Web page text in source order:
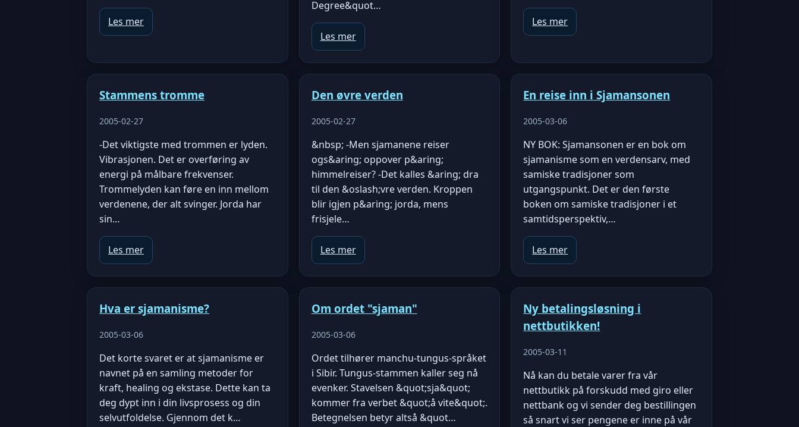
Les mer
Degree&quot…
Les mer
Les mer
Stammens tromme
2005-02-27
-Det viktigste med trommen er lyden.
Vibrasjonen. Det er overføring av
energi på målbare frekvenser.
Trommelyden kan føre en inn mellom
verdenene, der alt svinger. Jorda har
sin…
Les mer
Den øvre verden
2005-02-27
&nbsp; -Men sjamanene reiser
ogs&aring; oppover p&aring;
himmelreiser? -Det kalles &aring; dra
til den &oslash;vre verden. Kroppen
blir igjen p&aring; jorda, mens
frisjele…
Les mer
En reise inn i Sjamansonen
2005-03-06
NY BOK: Sjamansonen er en bok om
sjamanisme som en verdensarv, med
samiske tradisjoner som
utgangspunkt. Det er den første
boken om samiske tradisjoner i et
samtidsperspektiv,…
Les mer
Hva er sjamanisme?
2005-03-06
Det korte svaret er at sjamanisme er
navnet på en samling metoder for
kraft, healing og ekstase. Dette kan ta
deg dypt inn i din livsprosess og din
selvutfoldelse. Gjennom det k…
Om ordet "sjaman"
2005-03-06
Ordet tilhører manchu-tungus-språket
i Sibir. Tungus-stammen kaller seg nå
evenker. Stavelsen &quot;sja&quot;
kommer fra verbet &quot;å vite&quot;.
Betegnelsen betyr altså &quot…
Ny betalingsløsning i
nettbutikken!
2005-03-11
Nå kan du betale varer fra vår
nettbutikk på forskudd med giro eller
nettbank og vi sender deg bestillingen
så snart vi ser pengene er inne på vår